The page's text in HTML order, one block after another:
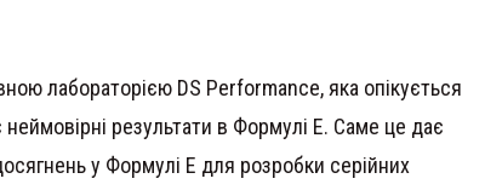
лабораторією DS Performance, яка опікується
результати в Формулі E. Саме це дає
у Формулі Е для розробки серійних